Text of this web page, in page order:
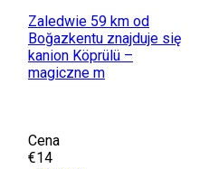
Zaledwie 59 km od
Boğazkentu znajduje się
kanion Köprülü –
magiczne m
Cena
€14